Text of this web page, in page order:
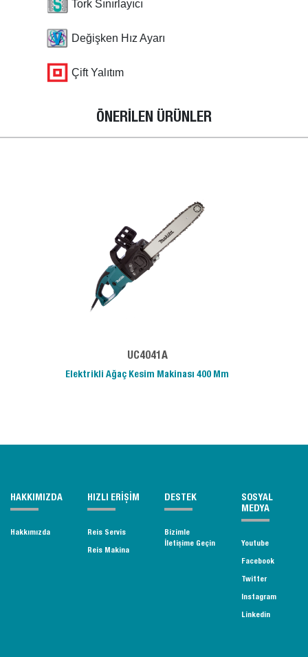
Tork Sınırlayıcı
Değişken Hız Ayarı
Çift Yalıtım
ÖNERİLEN ÜRÜNLER
UC4041A
Elektrikli Ağaç Kesim Makinası 400 Mm
HAKKIMIZDA
Hakkımızda
HIZLI ERİŞİM
Reis Servis
Reis Makina
DESTEK
Bizimle
İletişime Geçin
SOSYAL
MEDYA
Youtube
Facebook
Twitter
Instagram
Linkedin